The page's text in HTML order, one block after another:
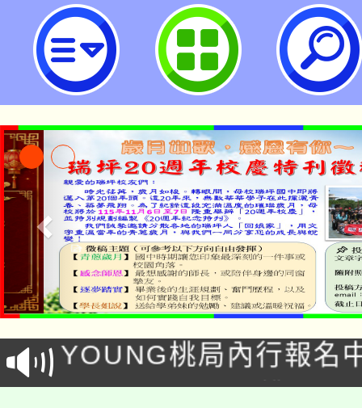
轉知財團法人社教文化基金會舉辦
緒管理系列講座－我們與上癮的距
和毒品」，歡迎報名參加，請查照
國民中學
「本色祭」8/29、30
場熱烈登場!
8/21下午1時於龍潭區
徵才活動。
YOUNG桃局內行報名
局官網。
8月14至27日，桃園電